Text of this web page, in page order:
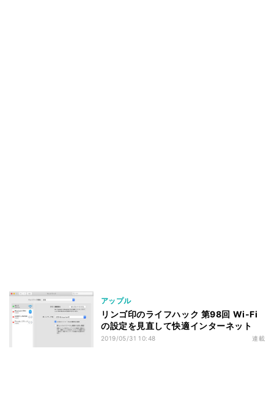
アップル
リンゴ印のライフハック 第98回 Wi-Fi
の設定を見直して快適インターネット
2019/05/31 10:48 連載